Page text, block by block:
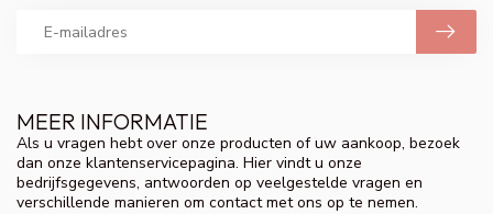
MEER INFORMATIE
Als u vragen hebt over onze producten of uw aankoop, bezoek
dan onze klantenservicepagina. Hier vindt u onze
bedrijfsgegevens, antwoorden op veelgestelde vragen en
verschillende manieren om contact met ons op te nemen.